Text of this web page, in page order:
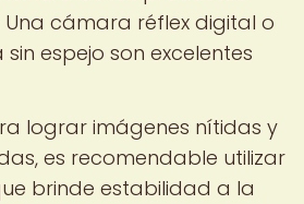
cámara réflex digital o
espejo son excelentes
lograr imágenes nítidas y
es recomendable utilizar
brinde estabilidad a la